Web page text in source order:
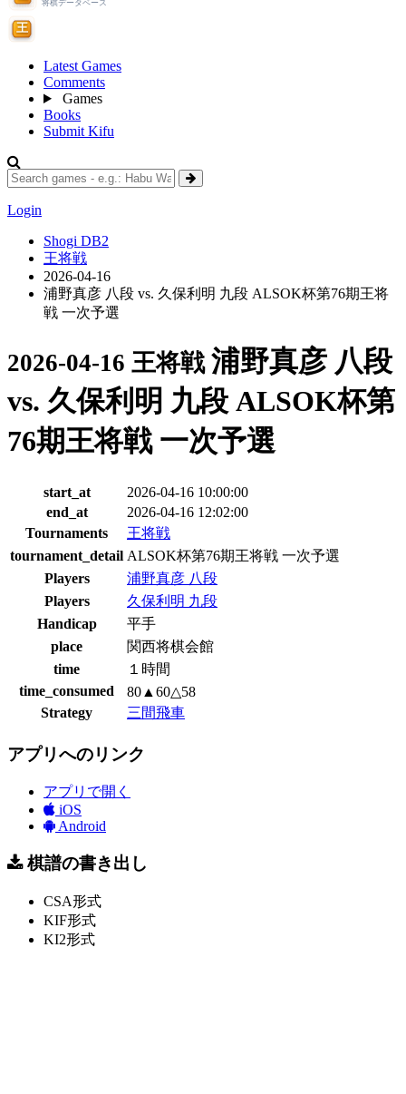
Latest Games
Comments
Games
Books
Submit Kifu
Login
Shogi DB2
王将戦
2026-04-16
浦野真彦 八段 vs. 久保利明 九段 ALSOK杯第76期王将
戦 一次予選
2026-04-16 王将戦 浦野真彦 八段
vs. 久保利明 九段 ALSOK杯第
76期王将戦 一次予選
start_at
2026-04-16 10:00:00
end_at
2026-04-16 12:02:00
Tournaments
王将戦
tournament_detail ALSOK杯第76期王将戦 一次予選
Players
浦野真彦 八段
Players
久保利明 九段
Handicap
平手
place
関西将棋会館
time
１時間
time_consumed
80▲60△58
Strategy
三間飛車
アプリへのリンク
アプリで開く
iOS
Android
棋譜の書き出し
CSA形式
KIF形式
KI2形式